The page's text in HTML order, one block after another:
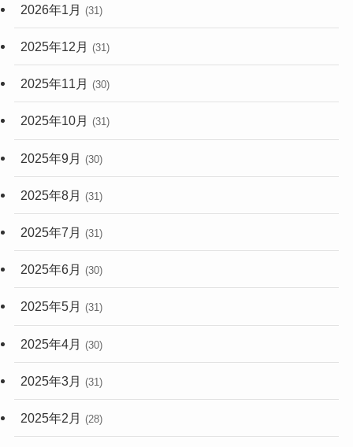
2026年1月 (31)
2025年12月 (31)
2025年11月 (30)
2025年10月 (31)
2025年9月 (30)
2025年8月 (31)
2025年7月 (31)
2025年6月 (30)
2025年5月 (31)
2025年4月 (30)
2025年3月 (31)
2025年2月 (28)